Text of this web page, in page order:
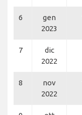
6
gen
2023
7
dic
2022
8
nov
2022